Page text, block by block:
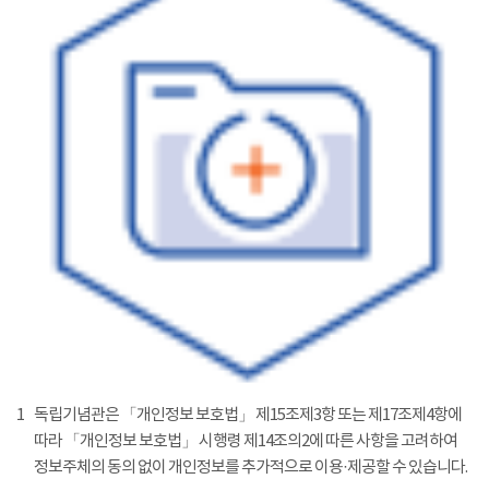
1 독립기념관은 「개인정보 보호법」 제15조제3항 또는 제17조제4항에
따라 「개인정보 보호법」 시행령 제14조의2에 따른 사항을 고려하여
정보주체의 동의 없이 개인정보를 추가적으로 이용·제공할 수 있습니다.